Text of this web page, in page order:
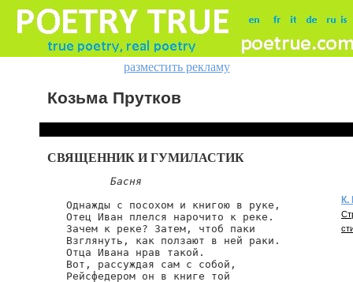
разместить рекламу
Козьма Прутков
СВЯЩЕННИК И ГУМИЛАСТИК
Басня
   Однажды с посохом и книгою в руке,
   Отец Иван плелся нарочито к реке.
   Зачем к реке? Затем, чтоб паки
   Взглянуть, как ползают в ней раки.
   Отца Ивана нрав такой.
   Вот, рассуждая сам с собой,
   Рейсфедером он в книге той
К.